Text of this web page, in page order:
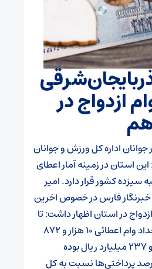
ازدواج در
اداره کل ورزش و جوانان
استان در زمینه آمار اعطای
سیزده کشور قرار دارد.امیر
خبرنگار فارس در خصوص اخرین
در استان اظهار داشت: تا
۳۱ شهریور ماه، کل تعداد وام اعطائی ۱۰ هزار و ۸۷۲
فقره با مبلغ ۳۶ هزار و ۲۳۷ میلیارد ریال بوده
پرداختی‌ها نسبت به کل